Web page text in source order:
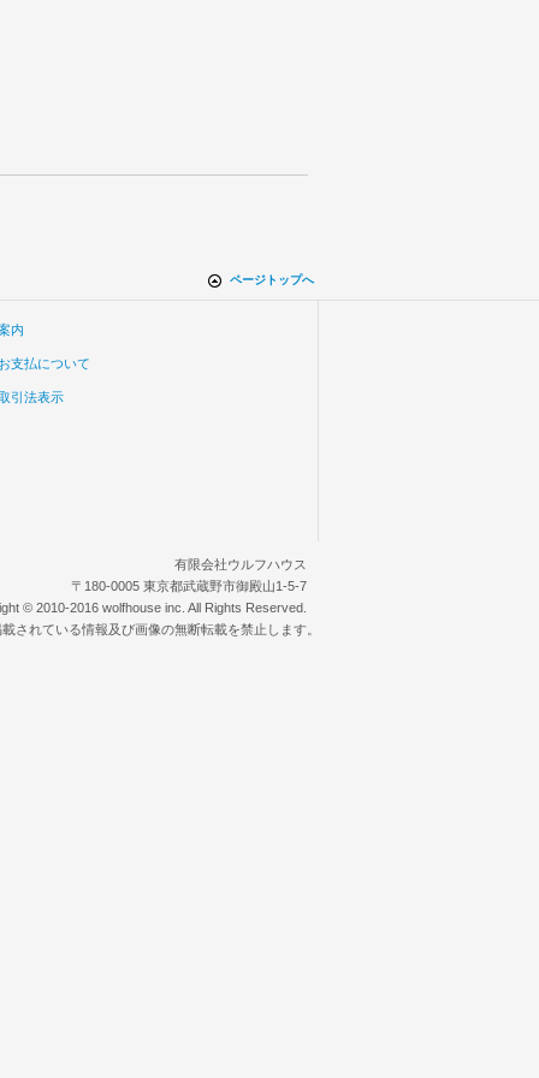
ページトップへ
内
支払について
引法表示
有限会社ウルフハウス
〒180-0005 東京都武蔵野市御殿山1-5-7
© 2010-2016 wolfhouse inc. All Rights Reserved.
されている情報及び画像の無断転載を禁止します。